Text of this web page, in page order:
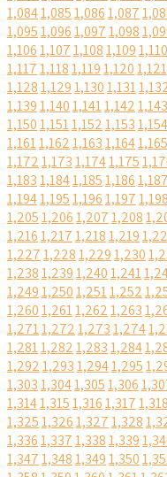
1,0841,0851,0861,087
1,0951,0961,0971,098
1,1061,1071,1081,1091,110
1,1171,1181,1191,1201,121
1,1281,1291,1301,131
1,1391,1401,1411,1421,143
1,1501,1511,1521,1531,154
1,1611,1621,1631,1641,165
1,1721,1731,1741,175
1,1831,1841,1851,1861,187
1,1941,1951,1961,1971,198
1,2051,2061,2071,208
1,2161,2171,2181,219
1,2271,2281,2291,230
1,2381,2391,2401,241
1,2491,2501,2511,252
1,2601,2611,2621,263
1,2711,2721,2731,274
1,2811,2821,2831,284
1,2921,2931,2941,295
1,3031,3041,3051,306
1,3141,3151,3161,3171,318
1,3251,3261,3271,328
1,3361,3371,3381,339
1,3471,3481,3491,350